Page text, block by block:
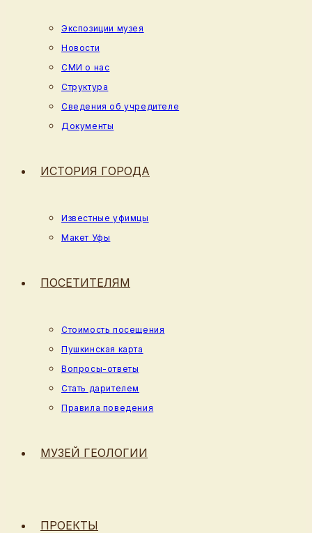
Экспозиции музея
Новости
СМИ о нас
Структура
Сведения об учредителе
Документы
ИСТОРИЯ ГОРОДА
Известные уфимцы
Макет Уфы
ПОСЕТИТЕЛЯМ
Стоимость посещения
Пушкинская карта
Вопросы-ответы
Стать дарителем
Правила поведения
МУЗЕЙ ГЕОЛОГИИ
ПРОЕКТЫ